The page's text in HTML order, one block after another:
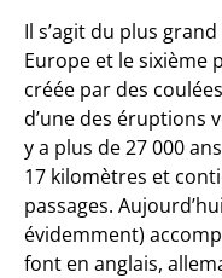
Il s’agit du plus
Europe et le sixième
créée par des
d’une des éruptions
y a plus de 27 000
17 kilomètres et
passages.
évidemment)
font en anglais,